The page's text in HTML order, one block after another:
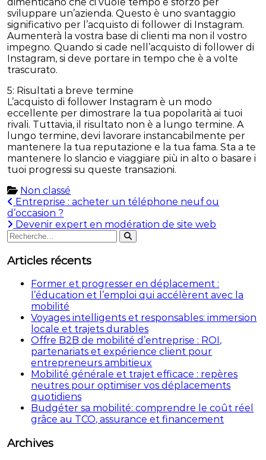
sviluppare un’azienda. Questo è uno svantaggio
significativo per l’acquisto di follower di Instagram.
Aumenterà la vostra base di clienti ma non il vostro
impegno. Quando si cade nell’acquisto di follower di
Instagram, si deve portare in tempo che è a volte
trascurato.
5: Risultati a breve termine
L’acquisto di follower Instagram è un modo
eccellente per dimostrare la tua popolarità ai tuoi
rivali. Tuttavia, il risultato non è a lungo termine. A
lungo termine, devi lavorare instancabilmente per
mantenere la tua reputazione e la tua fama. Sta a te
mantenere lo slancio e viaggiare più in alto o basare i
tuoi progressi su queste transazioni.
Non classé
Navigation
de
l’article
Entreprise : acheter un téléphone neuf ou
d’occasion ?
Devenir expert en modération de site web
Rechercher
:
Rechercher
Articles récents
Former et progresser en déplacement :
l’éducation et l’emploi qui accélèrent avec la
mobilité
Voyages intelligents et responsables: immersion
locale et trajets durables
Offre B2B de mobilité d’entreprise : ROI,
partenariats et expérience client pour
entrepreneurs ambitieux
Mobilité générale et trajet efficace : repères
neutres pour optimiser vos déplacements
quotidiens
Budgéter sa mobilité: comprendre le coût réel
grâce au TCO, assurance et financement
Archives